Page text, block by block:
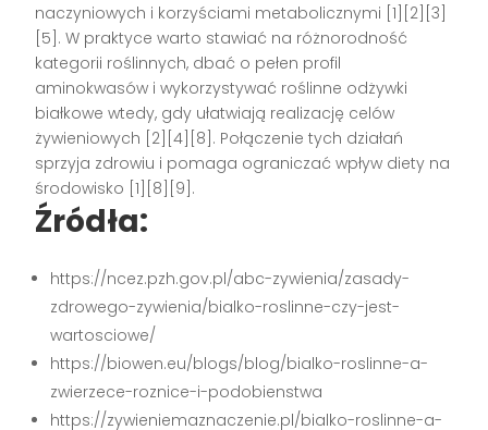
naczyniowych i korzyściami metabolicznymi [1][2][3]
[5]. W praktyce warto stawiać na różnorodność
kategorii roślinnych, dbać o pełen profil
aminokwasów i wykorzystywać roślinne odżywki
białkowe wtedy, gdy ułatwiają realizację celów
żywieniowych [2][4][8]. Połączenie tych działań
sprzyja zdrowiu i pomaga ograniczać wpływ diety na
środowisko [1][8][9].
Źródła:
https://ncez.pzh.gov.pl/abc-zywienia/zasady-
zdrowego-zywienia/bialko-roslinne-czy-jest-
wartosciowe/
https://biowen.eu/blogs/blog/bialko-roslinne-a-
zwierzece-roznice-i-podobienstwa
https://zywieniemaznaczenie.pl/bialko-roslinne-a-